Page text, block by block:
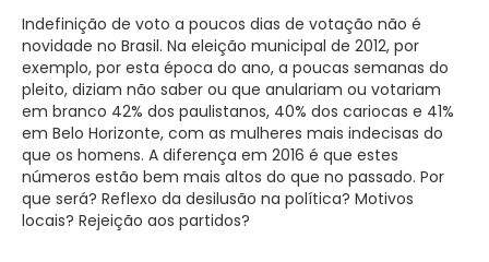
Indefinição de voto a poucos dias de votação não é
novidade no Brasil. Na eleição municipal de 2012, por
exemplo, por esta época do ano, a poucas semanas do
pleito, diziam não saber ou que anulariam ou votariam
em branco 42% dos paulistanos, 40% dos cariocas e 41%
em Belo Horizonte, com as mulheres mais indecisas do
que os homens. A diferença em 2016 é que estes
números estão bem mais altos do que no passado. Por
que será? Reflexo da desilusão na política? Motivos
locais? Rejeição aos partidos?